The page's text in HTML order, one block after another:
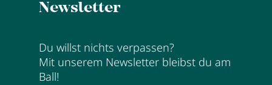
Newsletter
Du willst nichts verpassen?
Mit unserem Newsletter bleibst du am
Ball!